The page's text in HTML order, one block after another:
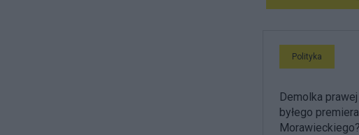
Polityka
Demolka
byłego
Morawieckiego?